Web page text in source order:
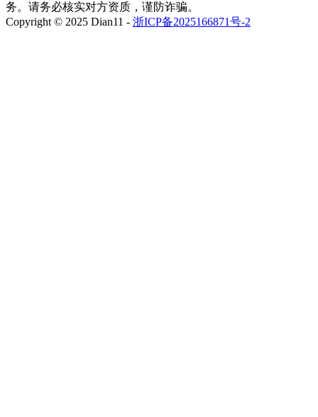
务。请务必核实对方资质，谨防诈骗。
Copyright © 2025 Dian11 - 浙ICP备2025166871号-2